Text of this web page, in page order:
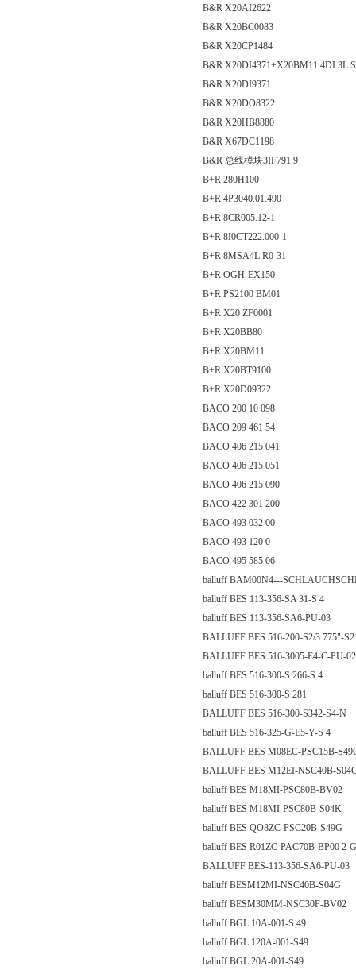
B&R X20AI2622
B&R X20BC0083
B&R X20CP1484
B&R X20DI4371+X20BM11 4DI 3L
B&R X20DI9371
B&R X20DO8322
B&R X20HB8880
B&R X67DC1198
B&R 总线模块3IF791.9
B+R 280H100
B+R 4P3040.01.490
B+R 8CR005.12-1
B+R 8I0CT222.000-1
B+R 8MSA4L R0-31
B+R OGH-EX150
B+R PS2100 BM01
B+R X20 ZF0001
B+R X20BB80
B+R X20BM11
B+R X20BT9100
B+R X20D09322
BACO 200 10 098
BACO 209 461 54
BACO 406 215 041
BACO 406 215 051
BACO 406 215 090
BACO 422 301 200
BACO 493 032 00
BACO 493 120 0
BACO 495 585 06
balluff BAM00N4---
balluff BES 113-356-SA 31-S 4
balluff BES 113-356-SA6-PU-03
BALLUFF BES 516-200-S2/3.775"-
BALLUFF BES 516-3005-E4-C-PU-02
balluff BES 516-300-S 266-S 4
balluff BES 516-300-S 281
BALLUFF BES 516-300-S342-S4-N
balluff BES 516-325-G-E5-Y-S 4
BALLUFF BES M08EC-PSC15B-
BALLUFF BES M12EI-NSC40B-
balluff BES M18MI-PSC80B-BV02
balluff BES M18MI-PSC80B-S04K
balluff BES QO8ZC-PSC20B-S49G
balluff BES R01ZC-PAC70B-BP00 2-
BALLUFF BES-113-356-SA6-PU-03
balluff BESM12MI-NSC40B-S04G
balluff BESM30MM-NSC30F-BV02
balluff BGL 10A-001-S 49
balluff BGL 120A-001-S49
balluff BGL 20A-001-S49